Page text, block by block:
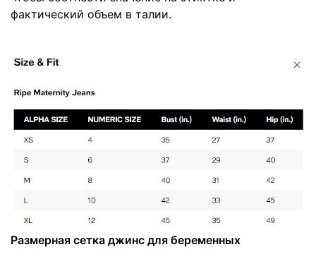
фактический объем в талии.
Размерная сетка джинс для беременных